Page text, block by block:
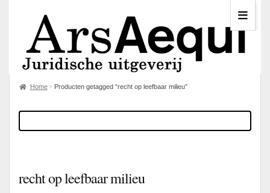
Home Producten getagged “recht op leefbaar milieu”
recht op leefbaar milieu